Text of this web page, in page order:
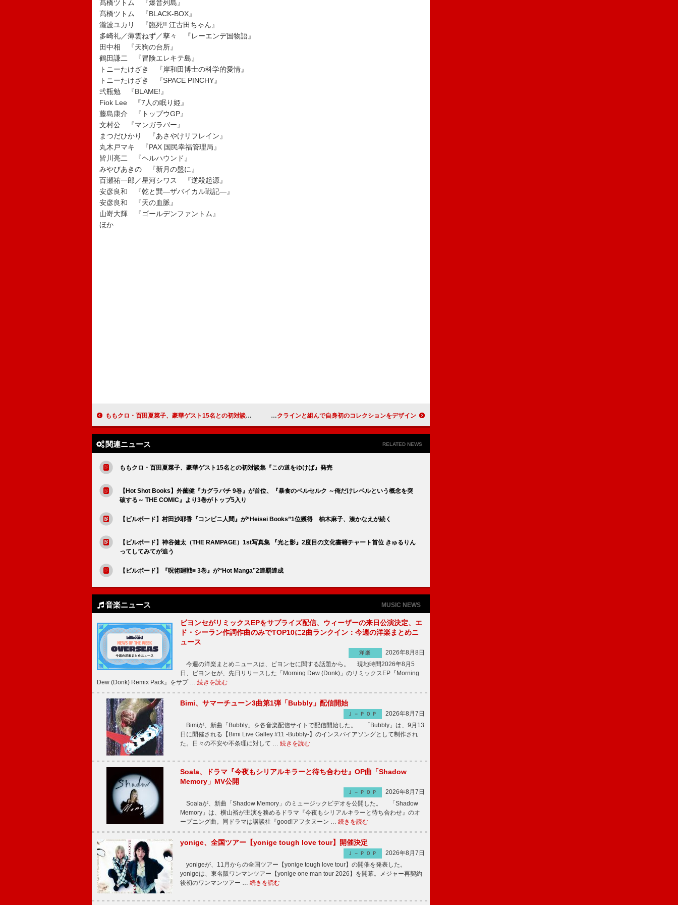
髙橋ツトム 『爆音列島』
髙橋ツトム 『BLACK-BOX』
瀧波ユカリ 『臨死!! 江古田ちゃん』
多崎礼／薄雲ねず／孳々 『レーエンデ国物語』
田中相 『天狗の台所』
鶴田謙二 『冒険エレキテ島』
トニーたけざき 『岸和田博士の科学的愛情』
トニーたけざき 『SPACE PINCHY』
弐瓶勉 『BLAME!』
Fiok Lee 『7人の眠り姫』
藤島康介 『トップウGP』
文村公 『マンガラバー』
まつだひかり 『あさやけリフレイン』
丸木戸マキ 『PAX 国民幸福管理局』
皆川亮二 『ヘルハウンド』
みやびあきの 『新月の盤に』
百瀬祐一郎／星河シワス 『逆殺起源』
安彦良和 『乾と巽―ザバイカル戦記―』
安彦良和 『天の血脈』
山嵜大輝 『ゴールデンファントム』
ほか
ももクロ・百田夏菜子、豪華ゲスト15名との初対談集『この道をゆけば』発売 BTSのJung Kook、カルバン・クラインと組んで自身初のコレクションをデザイン
関連ニュース RELATED NEWS
ももクロ・百田夏菜子、豪華ゲスト15名との初対談集『この道をゆけば』発売
【Hot Shot Books】外薗健『カグラバチ 9巻』が首位、『暴食のベルセルク ～俺だけレベルという概念を突
破する～ THE COMIC』より3巻がトップ5入り
【ビルボード】村田沙耶香『コンビニ人間』が“Heisei Books”1位獲得 柚木麻子、湊かなえが続く
【ビルボード】神谷健太（THE RAMPAGE）1st写真集 『光と影』2度目の文化書籍チャート首位 きゅるりん
ってしてみてが追う
【ビルボード】『呪術廻戦≡ 3巻』が“Hot Manga”2連覇達成
音楽ニュース MUSIC NEWS
ビヨンセがリミックスEPをサプライズ配信、ウィーザーの来日公演決定、エ
ド・シーラン作詞作曲のみでTOP10に2曲ランクイン：今週の洋楽まとめニ
ュース
洋楽
2026年8月8日
今週の洋楽まとめニュースは、ビヨンセに関する話題から。 現地時間2026年8月5
日、ビヨンセが、先日リリースした「Morning Dew (Donk)」のリミックスEP『Morning
Dew (Donk) Remix Pack』をサプ … 続きを読む
Bimi、サマーチューン3曲第1弾「Bubbly」配信開始
Ｊ－ＰＯＰ
2026年8月7日
Bimiが、新曲「Bubbly」を各音楽配信サイトで配信開始した。 「Bubbly」は、9月13
日に開催される【Bimi Live Galley #11 -Bubbly-】のインスパイアソングとして制作され
た。日々の不安や不条理に対して … 続きを読む
Soala、ドラマ『今夜もシリアルキラーと待ち合わせ』OP曲「Shadow
Memory」MV公開
Ｊ－ＰＯＰ
2026年8月7日
Soalaが、新曲「Shadow Memory」のミュージックビデオを公開した。 「Shadow
Memory」は、横山裕が主演を務めるドラマ『今夜もシリアルキラーと待ち合わせ』のオ
ープニング曲。同ドラマは講談社『good!アフタヌーン … 続きを読む
yonige、全国ツアー【yonige tough love tour】開催決定
Ｊ－ＰＯＰ
2026年8月7日
yonigeが、11月からの全国ツアー【yonige tough love tour】の開催を発表した。
yonigeは、東名阪ワンマンツアー【yonige one man tour 2026】を開幕。メジャー再契約
後初のワンマンツアー … 続きを読む